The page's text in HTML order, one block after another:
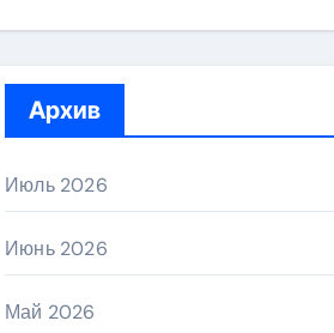
Архив
Июль 2026
Июнь 2026
Май 2026